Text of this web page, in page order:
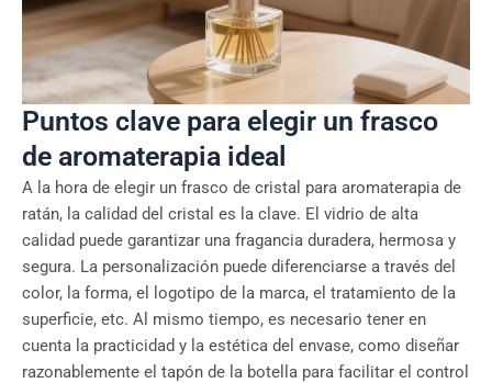
Puntos clave para elegir un frasco
de aromaterapia ideal
A la hora de elegir un frasco de cristal para aromaterapia de
ratán, la calidad del cristal es la clave. El vidrio de alta
calidad puede garantizar una fragancia duradera, hermosa y
segura. La personalización puede diferenciarse a través del
color, la forma, el logotipo de la marca, el tratamiento de la
superficie, etc. Al mismo tiempo, es necesario tener en
cuenta la practicidad y la estética del envase, como diseñar
razonablemente el tapón de la botella para facilitar el control